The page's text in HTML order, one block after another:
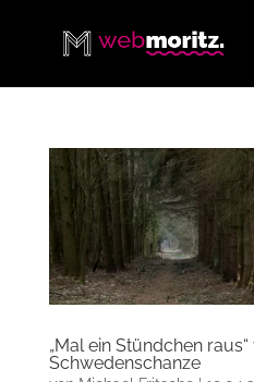
„Mal ein Stündchen
Schwedenschanze